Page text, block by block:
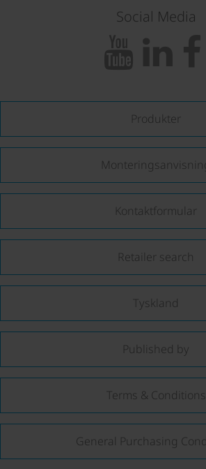
Social Media
Produkter
Kontaktformular
Retailer search
Tyskland
Published by
Terms & Conditions
General Purchasing